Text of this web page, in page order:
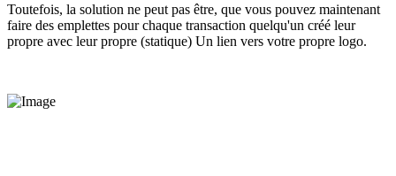
Toutefois, la solution ne peut pas être, que vous pouvez maintenant
faire des emplettes pour chaque transaction quelqu'un créé leur
propre avec leur propre (statique) Un lien vers votre propre logo.